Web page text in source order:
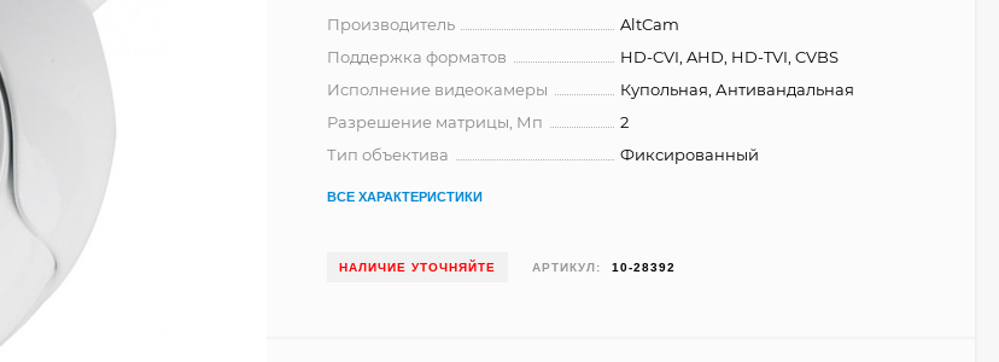
Производитель
AltCam
Поддержка форматов
HD-CVI, AHD, HD-TVI, CVBS
Исполнение видеокамеры
Купольная, Антивандальная
Разрешение матрицы, Мп
2
Тип объектива
Фиксированный
ВСЕ ХАРАКТЕРИСТИКИ
НАЛИЧИЕ УТОЧНЯЙТЕ АРТИКУЛ: 10-28392